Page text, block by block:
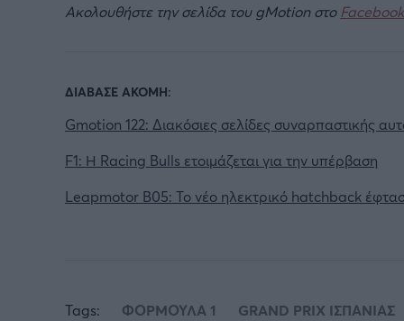
Ακολουθήστε την σελίδα του gMotion στο Facebook
ΔΙΑΒΑΣΕ ΑΚΟΜΗ:
Gmotion 122: Διακόσιες σελίδες συναρπαστικής
F1: Η Racing Bulls ετοιμάζεται για την υπέρβαση
Leapmotor B05: Το νέο ηλεκτρικό hatchback
Tags: ΦΟΡΜΟΥΛΑ 1 GRAND PRIX ΙΣΠΑΝΙΑΣ